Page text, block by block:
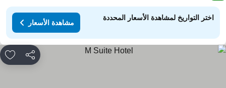
اختر التواريخ لمشاهدة الأسعار المحددة
مشاهدة الأسعار
مشاركة